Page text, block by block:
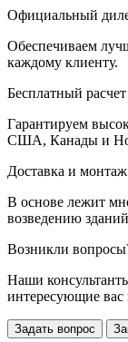
Официальный
Обеспечиваем
каждому клиенту.
Бесплатный расчет
Гарантируем
США, Канады и
Доставка и монтаж
В основе лежит
возведению
Возникли
Наши
интересующие вас
Задать вопрос